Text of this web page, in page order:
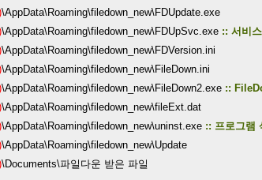
\AppData\Roaming\filedown_new\FDUpdate.exe
\AppData\Roaming\filedown_new\FDUpSvc.exe :: 서비
\AppData\Roaming\filedown_new\FDVersion.ini
\AppData\Roaming\filedown_new\FileDown.ini
\AppData\Roaming\filedown_new\FileDown2.exe ::
\AppData\Roaming\filedown_new\fileExt.dat
\AppData\Roaming\filedown_new\uninst.exe :: 프로그램
\AppData\Roaming\filedown_new\Update
\Documents\파일다운 받은 파일